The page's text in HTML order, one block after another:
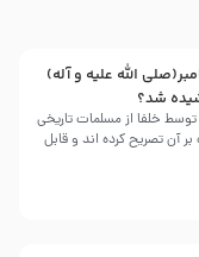
الله علیه و آله)
شد؟
خلفا از مسلمات تاریخی
آن تصریح کرده اند و قابل